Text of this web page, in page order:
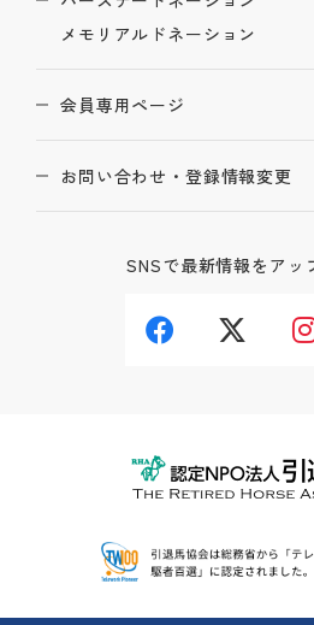
メモリアルドネーション
会員専用ページ
お問い合わせ・登録情報変更
SNSで最新情報をアッ